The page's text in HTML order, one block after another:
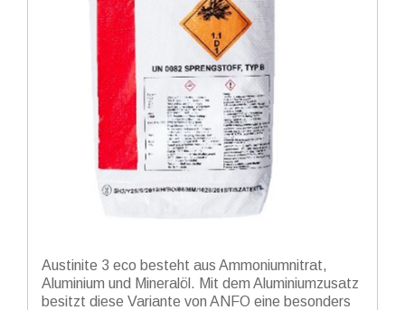
Austinite 3 eco besteht aus Ammoniumnitrat,
Aluminium und Mineralöl. Mit dem Aluminiumzusatz
besitzt diese Variante von ANFO eine besonders